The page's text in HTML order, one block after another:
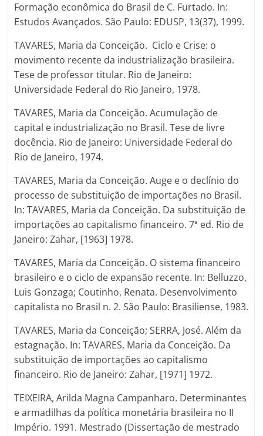
Formação econômica do Brasil de C. Furtado. In:
Estudos Avançados. São Paulo: EDUSP, 13(37), 1999.
TAVARES, Maria da Conceição. Ciclo e Crise: o
movimento recente da industrialização brasileira.
Tese de professor titular. Rio de Janeiro:
Universidade Federal do Rio Janeiro, 1978.
TAVARES, Maria da Conceição. Acumulação de
capital e industrialização no Brasil. Tese de livre
docência. Rio de Janeiro: Universidade Federal do
Rio de Janeiro, 1974.
TAVARES, Maria da Conceição. Auge e o declínio do
processo de substituição de importações no Brasil.
In: TAVARES, Maria da Conceição. Da substituição de
importações ao capitalismo financeiro. 7ª ed. Rio de
Janeiro: Zahar, [1963] 1978.
TAVARES, Maria da Conceição. O sistema financeiro
brasileiro e o ciclo de expansão recente. In: Belluzzo,
Luis Gonzaga; Coutinho, Renata. Desenvolvimento
capitalista no Brasil n. 2. São Paulo: Brasiliense, 1983.
TAVARES, Maria da Conceição; SERRA, José. Além da
estagnação. In: TAVARES, Maria da Conceição. Da
substituição de importações ao capitalismo
financeiro. Rio de Janeiro: Zahar, [1971] 1972.
TEIXEIRA, Arilda Magna Campanharo. Determinantes
e armadilhas da política monetária brasileira no II
Império. 1991. Mestrado (Dissertação de mestrado